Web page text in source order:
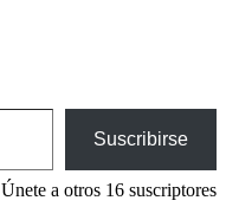
Suscribirse
Únete a otros 16 suscriptores